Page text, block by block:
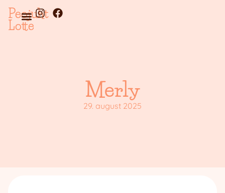
Peojuht
Lotte
Merly
29. august 2025